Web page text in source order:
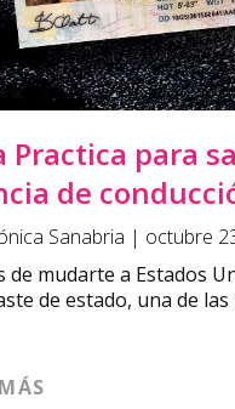
Practica para
de
Sanabria | octubre
de mudarte a Estados
de estado, una de